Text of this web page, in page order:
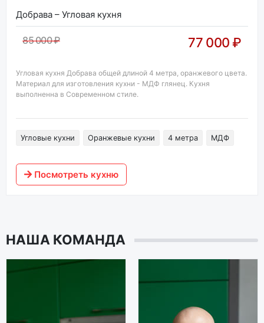
Добрава – Угловая кухня
85 000 ₽ 77 000 ₽
Угловая кухня Добрава общей длиной 4 метра, оранжевого цвета.
Материал для изготовления кухни - МДФ глянец. Кухня
выполненна в Современном стиле.
Угловые кухни Оранжевые кухни 4 метра МДФ
Посмотреть кухню
НАША КОМАНДА